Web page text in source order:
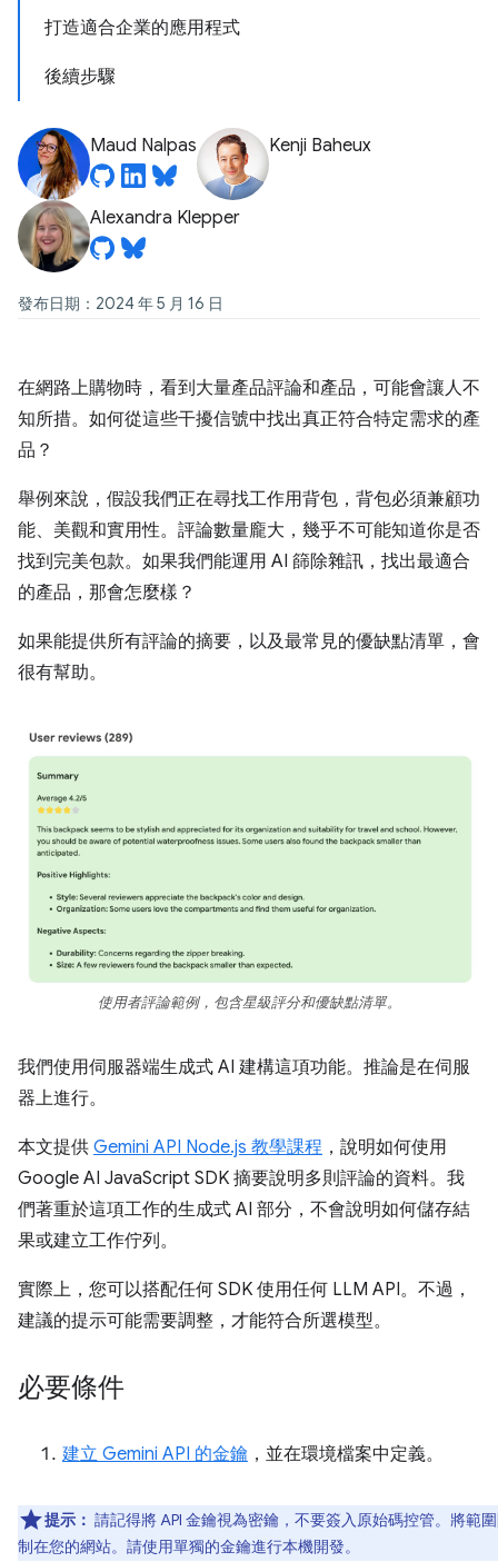
打造適合企業的應用程式
後續步驟
Maud Nalpas Kenji Baheux
Alexandra Klepper
發布日期：2024 年 5 月 16 日
在網路上購物時，看到大量產品評論和產品，可能會讓人不
知所措。如何從這些干擾信號中找出真正符合特定需求的產
品？
舉例來說，假設我們正在尋找工作用背包，背包必須兼顧功
能、美觀和實用性。評論數量龐大，幾乎不可能知道你是否
找到完美包款。如果我們能運用 AI 篩除雜訊，找出最適合
的產品，那會怎麼樣？
如果能提供所有評論的摘要，以及最常見的優缺點清單，會
很有幫助。
使用者評論範例，包含星級評分和優缺點清單。
我們使用伺服器端生成式 AI 建構這項功能。推論是在伺服
器上進行。
本文提供 Gemini API Node.js 教學課程 ，說明如何使用
Google AI JavaScript SDK 摘要說明多則評論的資料。我
們著重於這項工作的生成式 AI 部分，不會說明如何儲存結
果或建立工作佇列。
實際上，您可以搭配任何 SDK 使用任何 LLM API。不過，
建議的提示可能需要調整，才能符合所選模型。
必要條件
建立 Gemini API 的金鑰 ，並在環境檔案中定義。
提示： 請記得將 API 金鑰視為密鑰，不要簽入原始碼控管。將範
制在您的網站。請使用單獨的金鑰進行本機開發。